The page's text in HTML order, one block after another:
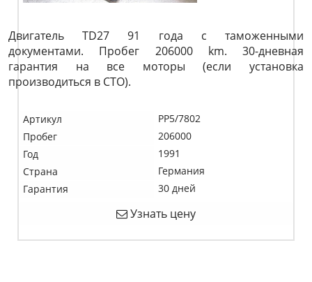
Двигатель TD27 91 года с таможенными
документами. Пробег 206000 km. 30-дневная
гарантия на все моторы (если установка
производиться в СТО).
Артикул
PP5/7802
Пробег
206000
Год
1991
Страна
Германия
Гарантия
30 дней
Узнать цену